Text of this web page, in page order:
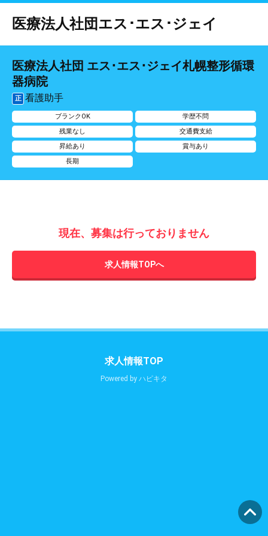
医療法人社団エス･エス･ジェイ
医療法人社団 エス･エス･ジェイ札幌整形循環
器病院
正 看護助手
ブランクOK
学歴不問
残業なし
交通費支給
昇給あり
賞与あり
長期
現在、募集は行っておりません
求人情報TOPへ
求人情報TOP
Powered by ハピキタ